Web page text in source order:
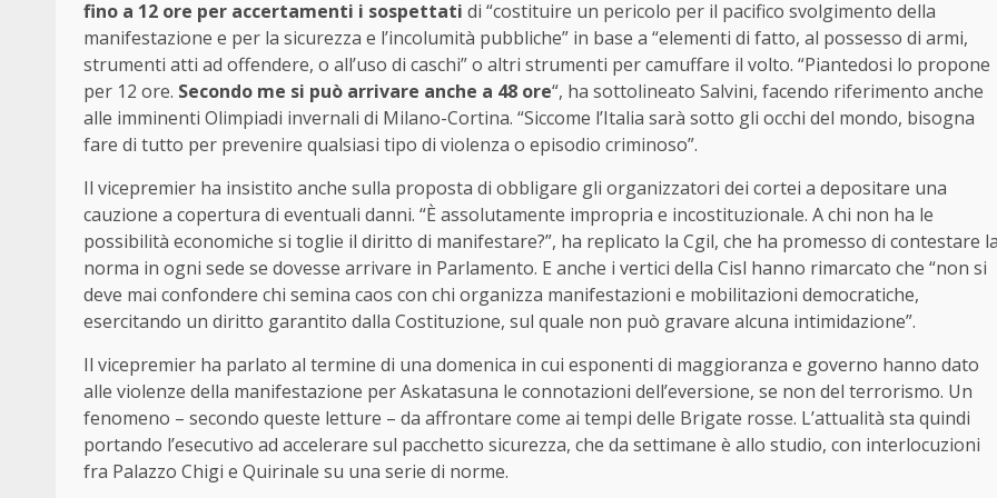
fino a 12 ore per accertamenti i sospettati di “costituire un pericolo per il pacifico svolgimento della
manifestazione e per la sicurezza e l’incolumità pubbliche” in base a “elementi di fatto, al possesso di armi,
strumenti atti ad offendere, o all’uso di caschi” o altri strumenti per camuffare il volto. “Piantedosi lo propone
per 12 ore. Secondo me si può arrivare anche a 48 ore“, ha sottolineato Salvini, facendo riferimento anche
alle imminenti Olimpiadi invernali di Milano-Cortina. “Siccome l’Italia sarà sotto gli occhi del mondo, bisogna
fare di tutto per prevenire qualsiasi tipo di violenza o episodio criminoso”.
Il vicepremier ha insistito anche sulla proposta di obbligare gli organizzatori dei cortei a depositare una
cauzione a copertura di eventuali danni. “È assolutamente impropria e incostituzionale. A chi non ha le
possibilità economiche si toglie il diritto di manifestare?”, ha replicato la Cgil, che ha promesso di contestare
norma in ogni sede se dovesse arrivare in Parlamento. E anche i vertici della Cisl hanno rimarcato che “non si
deve mai confondere chi semina caos con chi organizza manifestazioni e mobilitazioni democratiche,
esercitando un diritto garantito dalla Costituzione, sul quale non può gravare alcuna intimidazione”.
Il vicepremier ha parlato al termine di una domenica in cui esponenti di maggioranza e governo hanno dato
alle violenze della manifestazione per Askatasuna le connotazioni dell’eversione, se non del terrorismo. Un
fenomeno – secondo queste letture – da affrontare come ai tempi delle Brigate rosse. L’attualità sta quindi
portando l’esecutivo ad accelerare sul pacchetto sicurezza, che da settimane è allo studio, con interlocuzioni
fra Palazzo Chigi e Quirinale su una serie di norme.